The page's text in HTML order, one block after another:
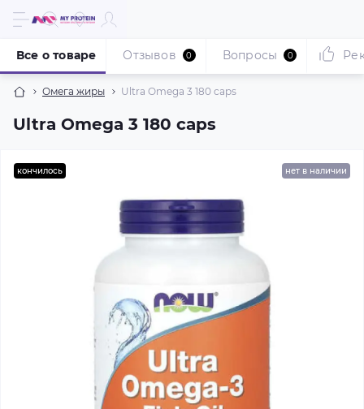
Омега жиры Ultra Omega 3 180 caps
Ultra Omega 3 180 caps
Все о товаре Отзывов 0 Вопросы 0
кончилось нет в наличии